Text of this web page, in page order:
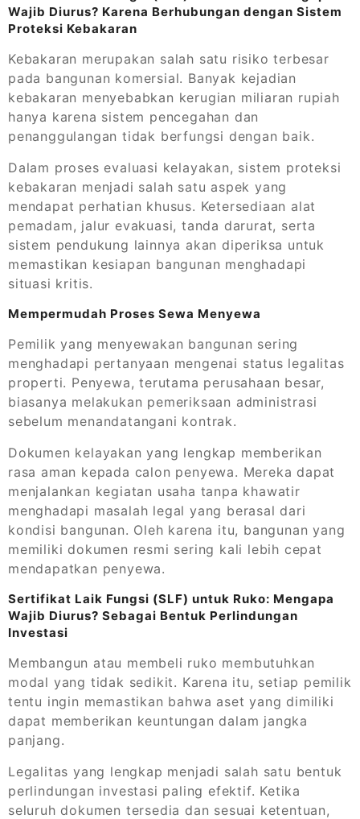
Wajib Diurus? Karena Berhubungan dengan Sistem
Proteksi Kebakaran
Kebakaran merupakan salah satu risiko terbesar
pada bangunan komersial. Banyak kejadian
kebakaran menyebabkan kerugian miliaran rupiah
hanya karena sistem pencegahan dan
penanggulangan tidak berfungsi dengan baik.
Dalam proses evaluasi kelayakan, sistem proteksi
kebakaran menjadi salah satu aspek yang
mendapat perhatian khusus. Ketersediaan alat
pemadam, jalur evakuasi, tanda darurat, serta
sistem pendukung lainnya akan diperiksa untuk
memastikan kesiapan bangunan menghadapi
situasi kritis.
Mempermudah Proses Sewa Menyewa
Pemilik yang menyewakan bangunan sering
menghadapi pertanyaan mengenai status legalitas
properti. Penyewa, terutama perusahaan besar,
biasanya melakukan pemeriksaan administrasi
sebelum menandatangani kontrak.
Dokumen kelayakan yang lengkap memberikan
rasa aman kepada calon penyewa. Mereka dapat
menjalankan kegiatan usaha tanpa khawatir
menghadapi masalah legal yang berasal dari
kondisi bangunan. Oleh karena itu, bangunan yang
memiliki dokumen resmi sering kali lebih cepat
mendapatkan penyewa.
Sertifikat Laik Fungsi (SLF) untuk Ruko: Mengapa
Wajib Diurus? Sebagai Bentuk Perlindungan
Investasi
Membangun atau membeli ruko membutuhkan
modal yang tidak sedikit. Karena itu, setiap pemilik
tentu ingin memastikan bahwa aset yang dimiliki
dapat memberikan keuntungan dalam jangka
panjang.
Legalitas yang lengkap menjadi salah satu bentuk
perlindungan investasi paling efektif. Ketika
seluruh dokumen tersedia dan sesuai ketentuan,